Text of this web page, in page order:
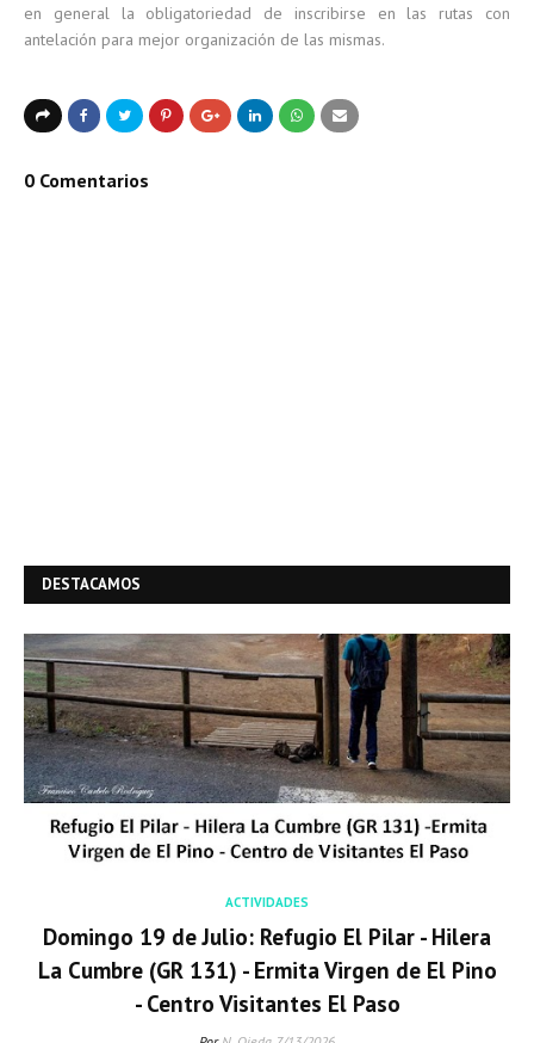
en general la obligatoriedad de inscribirse en las rutas con
antelación para mejor organización de las mismas.
0 Comentarios
DESTACAMOS
ACTIVIDADES
Domingo 19 de Julio: Refugio El Pilar - Hilera
La Cumbre (GR 131) - Ermita Virgen de El Pino
- Centro Visitantes El Paso